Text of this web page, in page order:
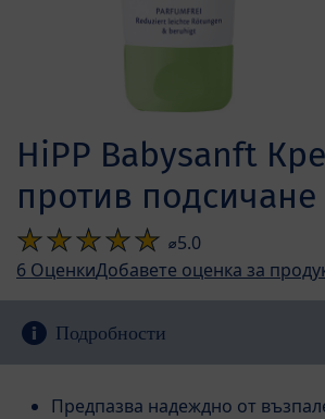
HiPP Babysanft
против подсичане
⌀5.0
6 ОценкиДобавете оценка за
Подробности
Предпазва надеждно от